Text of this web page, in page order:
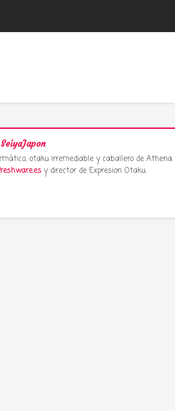
SeiyaJapon
otaku irremediable y caballero de
y director de Expresion Otaku.